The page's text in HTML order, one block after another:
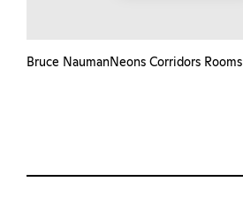
Bruce NaumanNeons Corridors Rooms